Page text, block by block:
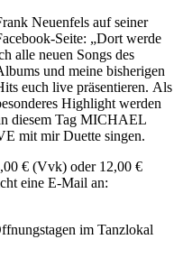
Neuenfels auf seiner
Seite: „Dort werde
alle neuen Songs des
und meine bisherigen
euch live präsentieren. Als
Highlight werden
diesem Tag MICHAEL
mit mir Duette singen.
€ (Vvk) oder 12,00 €
eine E-Mail an:
im Tanzlokal